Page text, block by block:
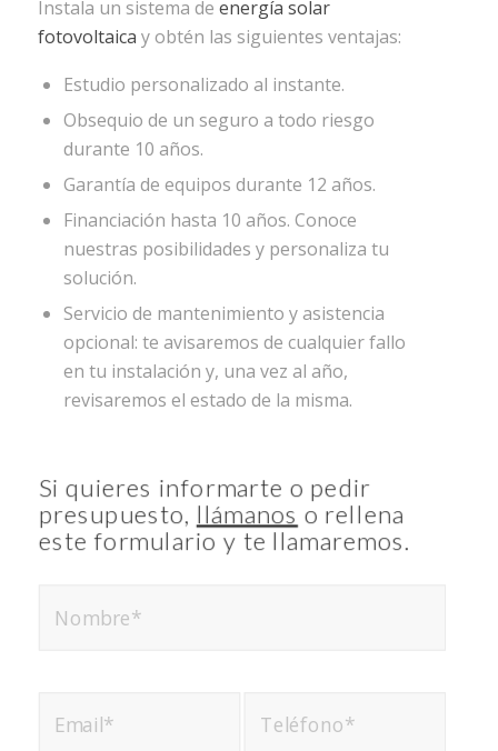
Instala un sistema de energía solar
fotovoltaica y obtén las siguientes ventajas:
Estudio personalizado al instante.
Obsequio de un seguro a todo riesgo
durante 10 años.
Garantía de equipos durante 12 años.
Financiación hasta 10 años. Conoce
nuestras posibilidades y personaliza tu
solución.
Servicio de mantenimiento y asistencia
opcional: te avisaremos de cualquier fallo
en tu instalación y, una vez al año,
revisaremos el estado de la misma.
Si quieres informarte o pedir
presupuesto, llámanos o rellena
este formulario y te llamaremos.